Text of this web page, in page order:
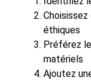
éthiques
Préférez
matériels
Ajoutez